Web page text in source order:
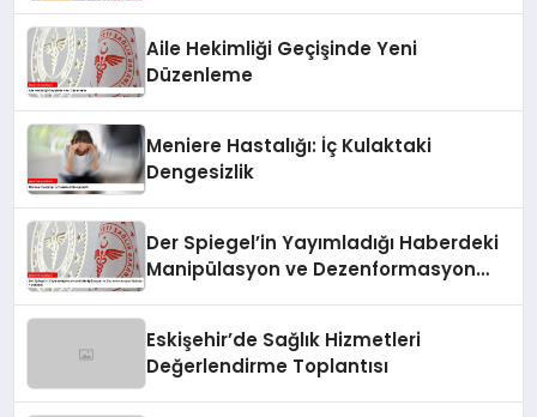
Aile Hekimliği Geçişinde Yeni
Düzenleme
Meniere Hastalığı: İç Kulaktaki
Dengesizlik
Der Spiegel’in Yayımladığı Haberdeki
Manipülasyon ve Dezenformasyon
Eskişehir’de Sağlık Hizmetleri
Değerlendirme Toplantısı